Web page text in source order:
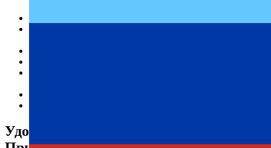
Удобное расписание автобусов